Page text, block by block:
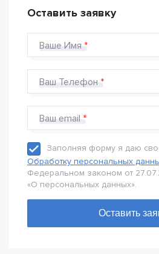
Оставить заявку
Ваше Имя
Ваш Телефон
Ваш email
Заполняя форму я даю
Обработку персональных
Федеральном законом от
«О персональных данных».